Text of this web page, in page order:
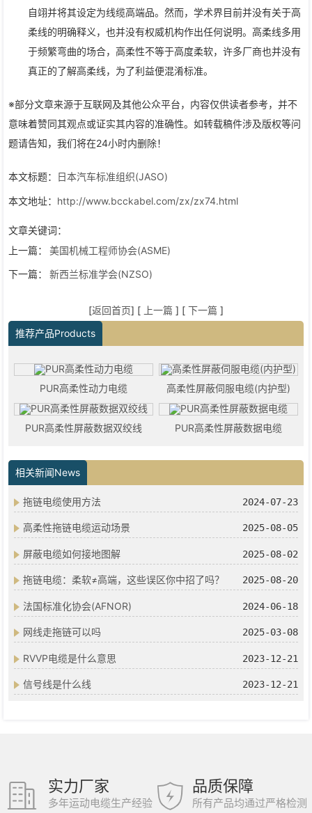
自翊并将其设定为线缆高端品。然而，学术界目前并没有关于高
柔线的明确释义，也并没有权威机构作出任何说明。高柔线多用
于频繁弯曲的场合，高柔性不等于高度柔软，许多厂商也并没有
真正的了解高柔线，为了利益便混淆标准。
※部分文章来源于互联网及其他公众平台，内容仅供读者参考，并不
意味着赞同其观点或证实其内容的准确性。如转载稿件涉及版权等问
题请告知，我们将在24小时内删除！
本文标题： 日本汽车标准组织(JASO)
本文地址： http://www.bcckabel.com/zx/zx74.html
文章关键词：
上一篇：
美国机械工程师协会(ASME)
下一篇：
新西兰标准学会(NZSO)
[返回首页] [ 上一篇 ] [ 下一篇 ]
推荐产品Products
PUR高柔性动力电缆 高柔性屏蔽伺服电缆(内护型)
PUR高柔性屏蔽数据双绞线 PUR高柔性屏蔽数据电缆
相关新闻News
拖链电缆使用方法 2024-07-23
高柔性拖链电缆运动场景 2025-08-05
屏蔽电缆如何接地图解 2025-08-02
拖链电缆：柔软≠高端，这些误区你中招了吗？ 2025-08-20
法国标准化协会(AFNOR) 2024-06-18
网线走拖链可以吗 2025-03-08
RVVP电缆是什么意思 2023-12-21
信号线是什么线 2023-12-21
实力厂家
多年运动电缆生产经验
品质保障
所有产品均通过严格检测